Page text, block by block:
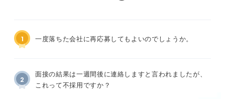
1 一度落ちた会社に再応募してもよいのでしょうか。
2
面接の結果は一週間後に連絡しますと言われましたが、
これって不採用ですか？